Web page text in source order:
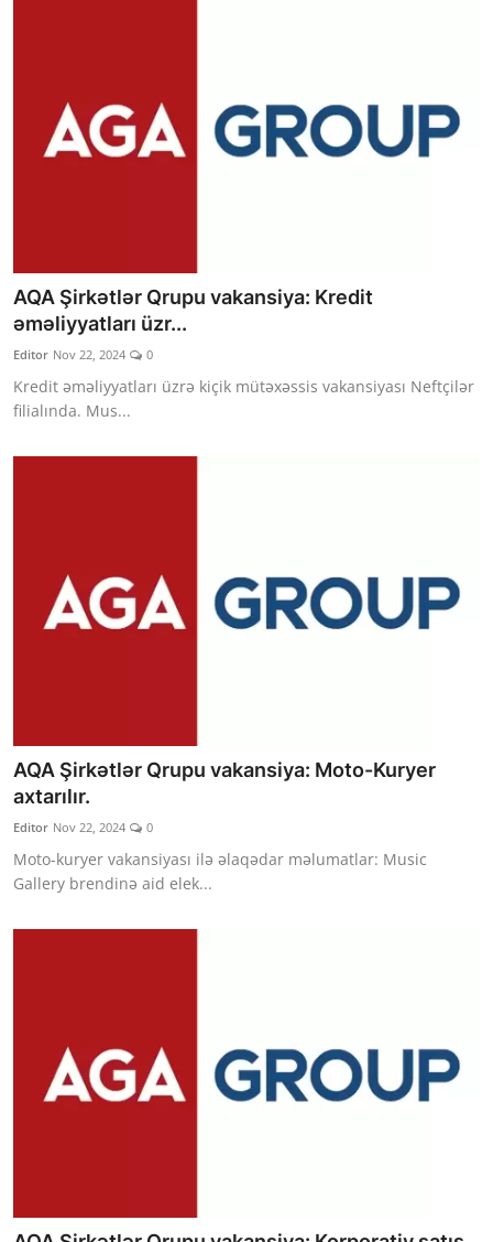
AQA Şirkətlər Qrupu vakansiya: Kredit
əməliyyatları üzr...
Editor Nov 22, 2024 0
Kredit əməliyyatları üzrə kiçik mütəxəssis vakansiyası Neftçilər
filialında. Mus...
AQA Şirkətlər Qrupu vakansiya: Moto-Kuryer
axtarılır.
Editor Nov 22, 2024 0
Moto-kuryer vakansiyası ilə əlaqədar məlumatlar: Music
Gallery brendinə aid elek...